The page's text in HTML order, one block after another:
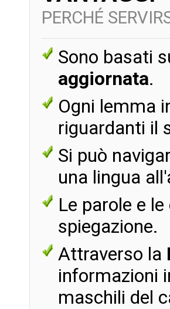
PERCHÉ
Sono basati
aggiornata.
Ogni lemma
riguardanti il
Si può
una lingua
Le parole e
spiegazione.
Attraverso la
informazioni
maschili del